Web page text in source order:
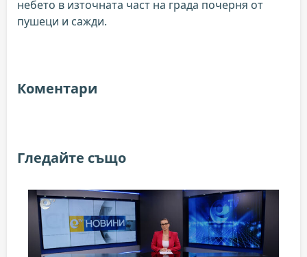
небето в източната част на града почерня от
пушеци и сажди.
Коментари
Гледайте също